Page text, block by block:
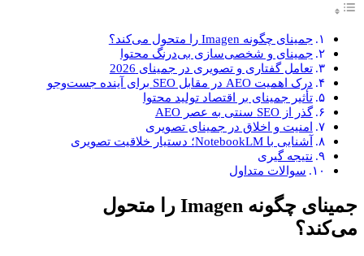
جمینای چگونه Imagen را متحول می‌کند؟
جمینای و شخصی‌سازی بی‌درنگ محتوا
تعامل گفتاری و تصویری در جمینای 2026
درک اهمیت AEO در مقابل SEO برای آینده جست‌وجو
تأثیر جمینای بر اقتصاد تولید محتوا
گذر از SEO سنتی به عصر AEO
امنیت و اخلاق در جمینای تصویری
آشنایی با NotebookLM؛ دستیار خلاقیت تصویری
نتیجه گیری
سوالات متداول
جمینای چگونه Imagen را متحول
می‌کند؟